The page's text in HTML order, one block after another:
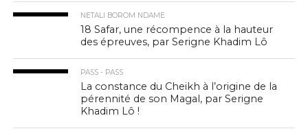
NETALI BOROM NDAME
18 Safar, une récompence à la hauteur
des épreuves, par Serigne Khadim Lô
PASS - PASS
La constance du Cheikh à l’origine de la
pérennité de son Magal, par Serigne
Khadim Lô !